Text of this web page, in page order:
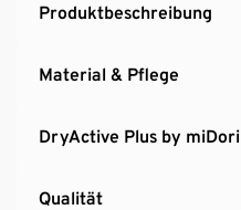
Produktbeschreibung
Material & Pflege
DryActive Plus by miDori
Qualität